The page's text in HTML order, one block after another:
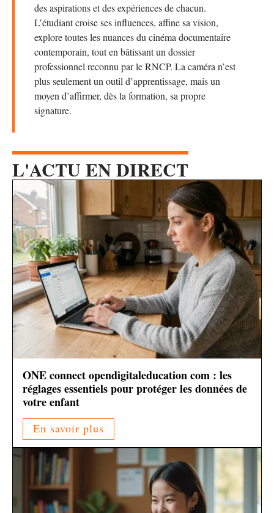
des aspirations et des expériences de chacun.
L’étudiant croise ses influences, affine sa vision,
explore toutes les nuances du cinéma documentaire
contemporain, tout en bâtissant un dossier
professionnel reconnu par le RNCP. La caméra n’est
plus seulement un outil d’apprentissage, mais un
moyen d’affirmer, dès la formation, sa propre
signature.
L'ACTU EN DIRECT
ONE connect opendigitaleducation com : les
réglages essentiels pour protéger les données de
votre enfant
En savoir plus